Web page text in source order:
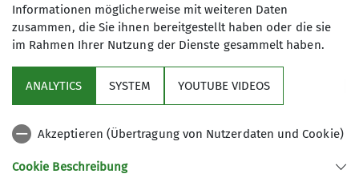
8
Aktuelles
Informationen möglicherweise mit weiteren Daten
zusammen, die Sie ihnen bereitgestellt haben oder die sie
im Rahmen Ihrer Nutzung der Dienste gesammelt haben.
ANALYTICS SYSTEM YOUTUBE VIDEOS
Akzeptieren (Übertragung von Nutzerdaten und Cookie)
Cookie Beschreibung